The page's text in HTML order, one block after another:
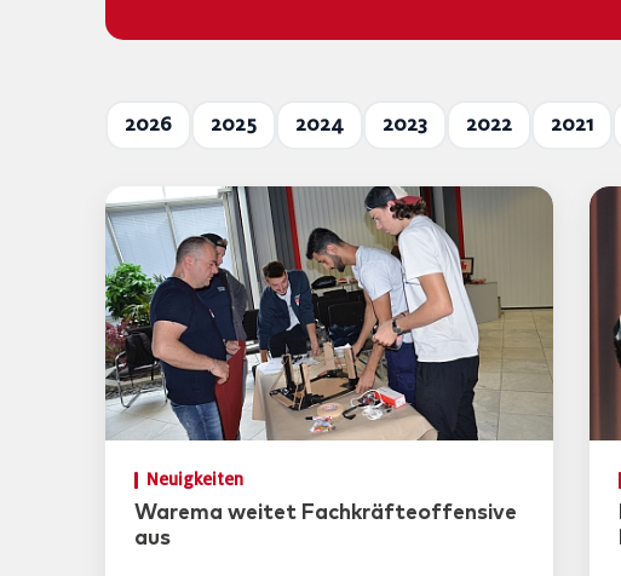
2026 2025 2024 2023 2022 2021
Neuigkeiten
Warema weitet Fachkräfteoffensive
aus